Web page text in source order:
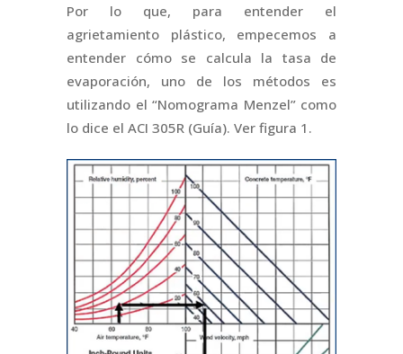
Por lo que, para entender el
agrietamiento plástico, empecemos a
entender cómo se calcula la tasa de
evaporación, uno de los métodos es
utilizando el “Nomograma Menzel” como
lo dice el ACI 305R (Guía). Ver figura 1.